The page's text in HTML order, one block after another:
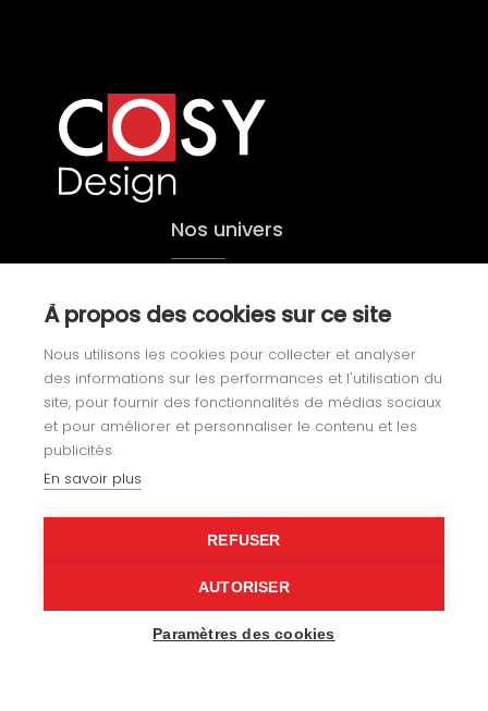
Nos univers
Yachting
Agencement
Gainerie
Recrutement
À propos des cookies sur ce site
Nous utilisons les cookies pour collecter et analyser
des informations sur les performances et l'utilisation du
site, pour fournir des fonctionnalités de médias sociaux
et pour améliorer et personnaliser le contenu et les
publicités.
En savoir plus
REFUSER
AUTORISER
Paramètres des cookies